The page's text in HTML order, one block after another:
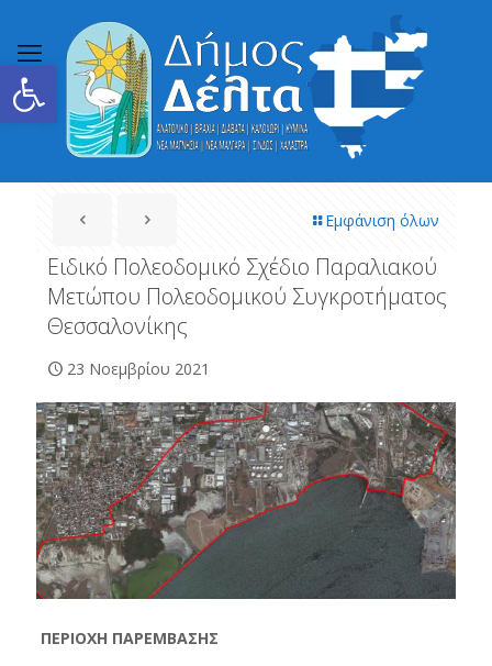
Ανοίξτε τη γραμμή εργαλείων
Εμφάνιση όλων
Ειδικό Πολεοδομικό Σχέδιο Παραλιακού
Μετώπου Πολεοδομικού Συγκροτήματος
Θεσσαλονίκης
23 Νοεμβρίου 2021
ΠΕΡΙΟΧΗ ΠΑΡΕΜΒΑΣΗΣ